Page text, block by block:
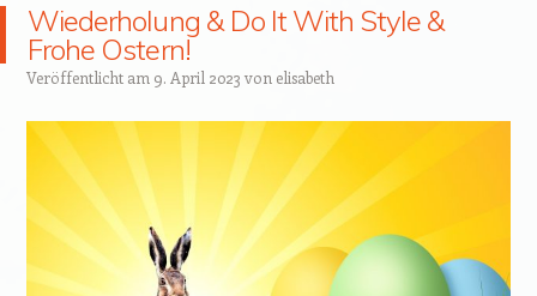
Wiederholung & Do It With Style &
Frohe Ostern!
Veröffentlicht am 9. April 2023 von elisabeth